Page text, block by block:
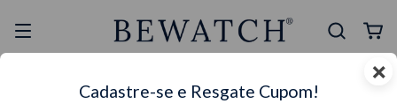
Mais Segura Lojas Físicas
×
Cadastre-se e Resgate Cupom!